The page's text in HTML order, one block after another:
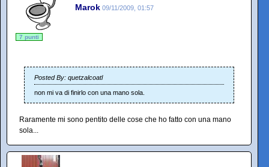
Marok 09/11/2009, 01:57
7 punti
Posted By: quetzalcoatl
non mi va di finirlo con una mano sola.
Raramente mi sono pentito delle cose che ho fatto con una mano
sola...